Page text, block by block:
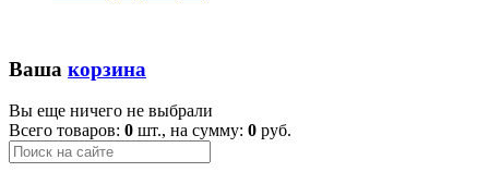
Ваша корзина
Вы еще ничего не выбрали
Всего товаров: 0 шт., на сумму: 0 руб.